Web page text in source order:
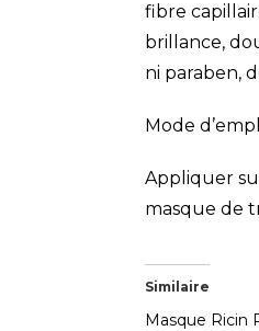
fibre
brillance,
ni paraben,
Mode
Appliquer
masque de
Similaire
Masque Ricin